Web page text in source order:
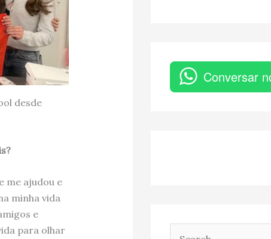
desde
me ajudou e
minha vida
e
para olhar
Conversar